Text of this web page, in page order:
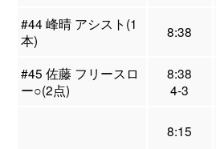
#44 峰晴 アシスト(1
本)
8:38
#45 佐藤 フリースロ
ー○(2点)
8:38
4-3
8:15